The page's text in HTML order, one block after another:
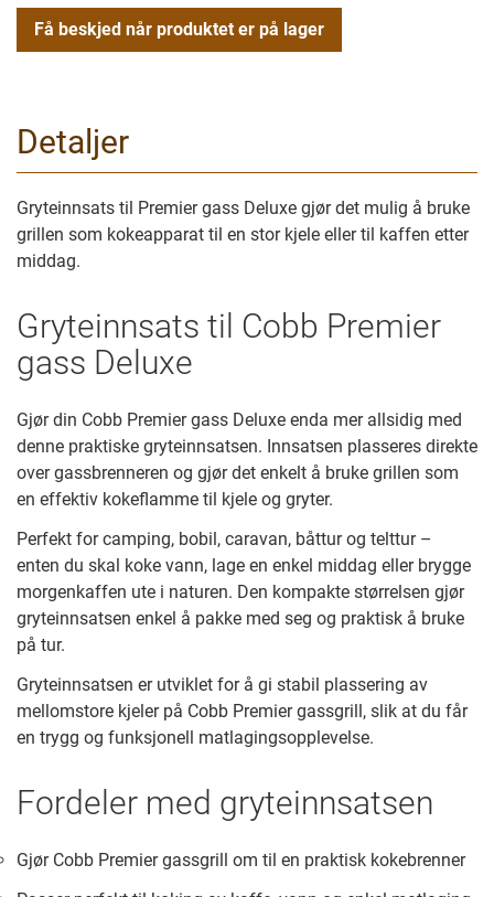
Få beskjed når produktet er på lager
Detaljer
Gryteinnsats til Premier gass Deluxe gjør det mulig å bruke
grillen som kokeapparat til en stor kjele eller til kaffen etter
middag.
Gryteinnsats til Cobb Premier
gass Deluxe
Gjør din Cobb Premier gass Deluxe enda mer allsidig med
denne praktiske gryteinnsatsen. Innsatsen plasseres direkte
over gassbrenneren og gjør det enkelt å bruke grillen som
en effektiv kokeflamme til kjele og gryter.
Perfekt for camping, bobil, caravan, båttur og telttur –
enten du skal koke vann, lage en enkel middag eller brygge
morgenkaffen ute i naturen. Den kompakte størrelsen gjør
gryteinnsatsen enkel å pakke med seg og praktisk å bruke
på tur.
Gryteinnsatsen er utviklet for å gi stabil plassering av
mellomstore kjeler på Cobb Premier gassgrill, slik at du får
en trygg og funksjonell matlagingsopplevelse.
Fordeler med gryteinnsatsen
Gjør Cobb Premier gassgrill om til en praktisk kokebrenner